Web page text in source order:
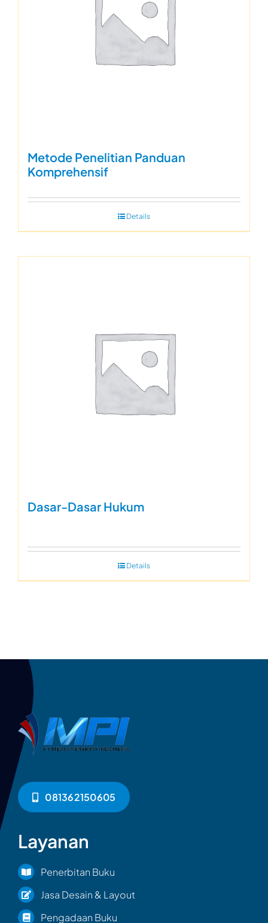
Metode Penelitian Panduan
Komprehensif
Details
Dasar-Dasar Hukum
Details
081362150605
Layanan
Penerbitan Buku
Jasa Desain & Layout
Pengadaan Buku